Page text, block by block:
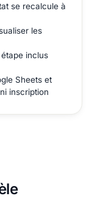
se recalcule à
les
inclus
Sheets et
inscription